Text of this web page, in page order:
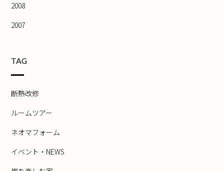
2008
2007
TAG
断熱改修
ルームツアー
ネオマフォーム
イベント・NEWS